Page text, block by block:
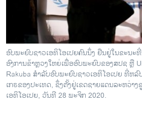
ວິທະຍາສາດ-ເທັກໂນໂລຈີ
ພາສາອັງກິດ
ວີດີໂອ
ສຽງ
ລາຍການກະຈາຍສຽງ
ອົບພະຍົບຊາວເອທິໂອເປຍຄົນນຶ່ງ ຢືນຢູ່ໃນຂະນະ
ອົງການຂ້າຫຼວງໃຫຍ່ເພື່ອອົບພະຍົບຂອງສປຊ ຫຼື
Rakuba ສຳລັບອົບພະຍົບຊາວເອທິໂອເປຍ ທີ່ຫ
ເກຣຂອງປະເທດ, ຊຶ່ງຕັ້ງຢູ່ເຂດຊາຍແດນລະຫວ່າ
ເອທິໂອເປຍ, ວັນທີ 28 ພະຈິກ 2020.